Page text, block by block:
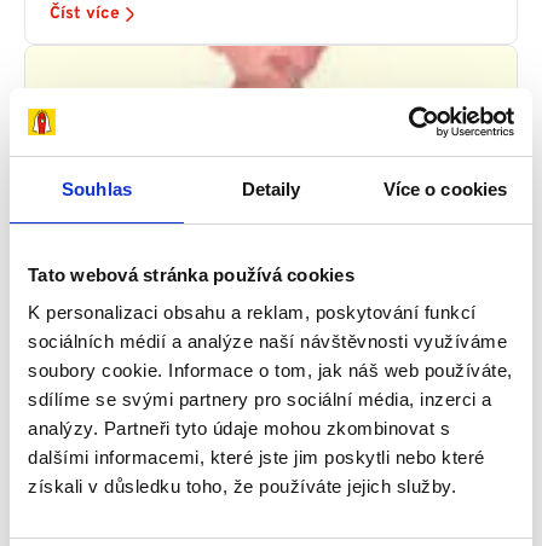
Souhlas Detaily Více o cookies
Tato webová stránka používá cookies
K personalizaci obsahu a reklam, poskytování funkcí
sociálních médií a analýze naší návštěvnosti využíváme
soubory cookie. Informace o tom, jak náš web používáte,
sdílíme se svými partnery pro sociální média, inzerci a
analýzy. Partneři tyto údaje mohou zkombinovat s
dalšími informacemi, které jste jim poskytli nebo které
získali v důsledku toho, že používáte jejich služby.
Číst více
Je to paradox, pomáhá Vám to, co Vás
současně zabíjí - příběh Jakuba, 4. část
29 srpna, 2016 Příběhy
Chtěl bych jen podotknout, že tento příběh
není nijak smyšlený. To, co budete právě číst,
je můj dosavadní příběh. Je to příběh o malém